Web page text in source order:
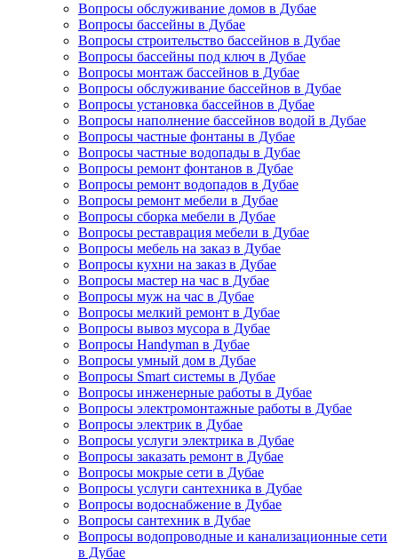
Вопросы обслуживание домов в Дубае
Вопросы бассейны в Дубае
Вопросы строительство бассейнов в Дубае
Вопросы бассейны под ключ в Дубае
Вопросы монтаж бассейнов в Дубае
Вопросы обслуживание бассейнов в Дубае
Вопросы установка бассейнов в Дубае
Вопросы наполнение бассейнов водой в Дубае
Вопросы частные фонтаны в Дубае
Вопросы частные водопады в Дубае
Вопросы ремонт фонтанов в Дубае
Вопросы ремонт водопадов в Дубае
Вопросы ремонт мебели в Дубае
Вопросы сборка мебели в Дубае
Вопросы реставрация мебели в Дубае
Вопросы мебель на заказ в Дубае
Вопросы кухни на заказ в Дубае
Вопросы мастер на час в Дубае
Вопросы муж на час в Дубае
Вопросы мелкий ремонт в Дубае
Вопросы вывоз мусора в Дубае
Вопросы Handyman в Дубае
Вопросы умный дом в Дубае
Вопросы Smart системы в Дубае
Вопросы инженерные работы в Дубае
Вопросы электромонтажные работы в Дубае
Вопросы электрик в Дубае
Вопросы услуги электрика в Дубае
Вопросы заказать ремонт в Дубае
Вопросы мокрые сети в Дубае
Вопросы услуги сантехника в Дубае
Вопросы водоснабжение в Дубае
Вопросы сантехник в Дубае
Вопросы водопроводные и канализационные сети
в Дубае